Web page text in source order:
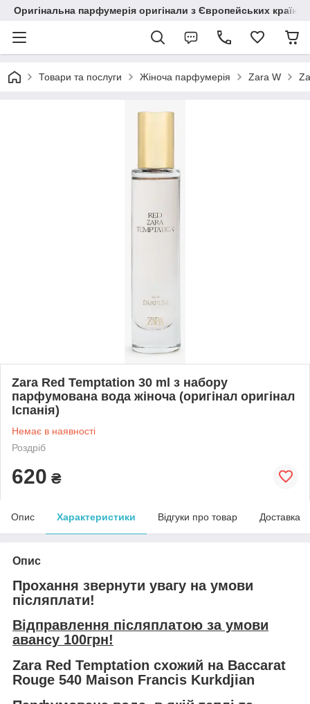
Оригінальна парфумерія оригінали з Європейських країн
Товари та послуги Жіноча парфумерія Zara W
Zara Red Temptation 30 ml з набору
парфумована вода жіноча (оригінал оригінал
Іспанія)
Немає в наявності
Роздріб
620 ₴
Опис Характеристики Відгуки про товар Доставка
Опис
Прохання звернути увагу на умови
післяплати!
Відправлення післяплатою за умови
авансу 100грн!
Zara Red Temptation схожий на Baccarat
Rouge 540 Maison Francis Kurkdjian